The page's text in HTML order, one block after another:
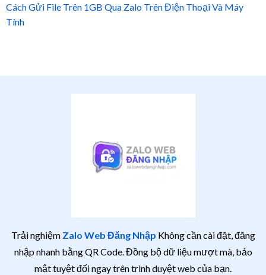
Cách Gửi File Trên 1GB Qua Zalo Trên Điện Thoại Và Máy
Tính
Trải nghiệm Zalo Web Đăng Nhập Không cần cài đặt, đăng
nhập nhanh bằng QR Code. Đồng bộ dữ liệu mượt mà, bảo
mật tuyệt đối ngay trên trình duyệt web của bạn.